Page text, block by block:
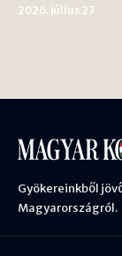
2026. július 27
Gyökereinkből
Magyarországról.